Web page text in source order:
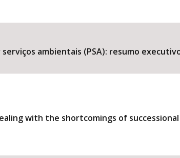
ambientais (PSA): resumo
with the shortcomings of